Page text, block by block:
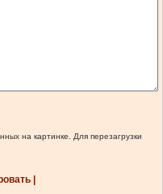
на картинке. Для перезагрузки
|